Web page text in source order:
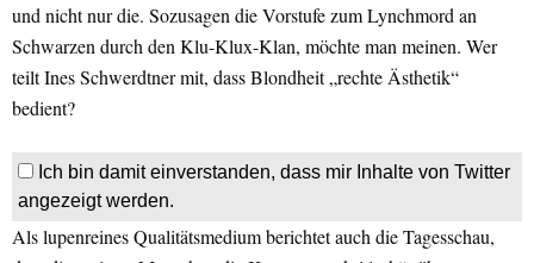
und nicht nur die. Sozusagen die Vorstufe zum Lynchmord an
Schwarzen durch den Klu-Klux-Klan, möchte man meinen. Wer
teilt Ines Schwerdtner mit, dass Blondheit „rechte Ästhetik“
bedient?
Ich bin damit einverstanden, dass mir Inhalte von Twitter
angezeigt werden.
Als lupenreines Qualitätsmedium berichtet auch die Tagesschau,